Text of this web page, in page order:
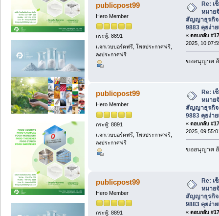
publicpost99
Hero Member
กระทู้: 8891
แจกเวบบอร์ดฟรี, โพสประกาศฟรี,
ลงประกาศฟรี
Re: เ
หมาย
สัญญาธุรกิจ
9883 คุยง่า
« ตอบกลับ
2025,
ขออนุญาต
publicpost99
Hero Member
กระทู้: 8891
แจกเวบบอร์ดฟรี, โพสประกาศฟรี,
ลงประกาศฟรี
Re: เ
หมาย
สัญญาธุรกิจ
9883 คุยง่า
« ตอบกลับ
2025,
ขออนุญาต
publicpost99
Hero Member
กระทู้: 8891
Re: เ
หมาย
สัญญาธุรกิจ
9883 คุยง่า
« ตอบกลับ